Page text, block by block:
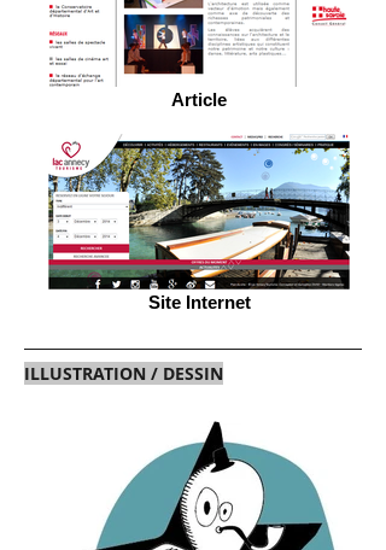
Article
Site Internet
ILLUSTRATION / DESSIN